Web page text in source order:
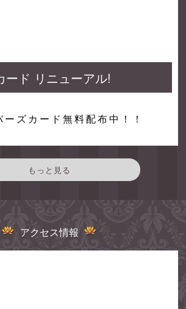
ード リニューアル!
ズカード無料配布中！！
もっと見る
アクセス情報